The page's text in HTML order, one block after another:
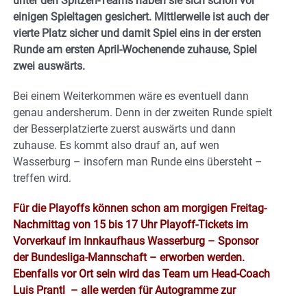
einigen Spieltagen gesichert. Mittlerweile ist auch der
vierte Platz sicher und damit Spiel eins in der ersten
Runde am ersten April-Wochenende zuhause, Spiel
zwei auswärts.
Bei einem Weiterkommen wäre es eventuell dann
genau andersherum. Denn in der zweiten Runde spielt
der Besserplatzierte zuerst auswärts und dann
zuhause. Es kommt also drauf an, auf wen
Wasserburg – insofern man Runde eins übersteht –
treffen wird.
Für die Playoffs können schon am morgigen Freitag-
Nachmittag von 15 bis 17 Uhr Playoff-Tickets im
Vorverkauf im Innkaufhaus Wasserburg – Sponsor
der Bundesliga-Mannschaft – erworben werden.
Ebenfalls vor Ort sein wird das Team um Head-Coach
Luis Prantl – alle werden für Autogramme zur